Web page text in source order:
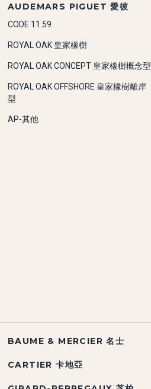
AUDEMARS PIGUET 愛彼
CODE 11.59
ROYAL OAK 皇家橡樹
ROYAL OAK CONCEPT 皇家橡樹概念型
ROYAL OAK OFFSHORE 皇家橡樹離岸
型
AP-其他
BAUME & MERCIER 名士
CARTIER 卡地亞